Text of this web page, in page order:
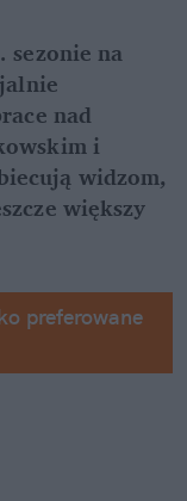
sezonie na
nad
i
widzom,
większy
preferowane